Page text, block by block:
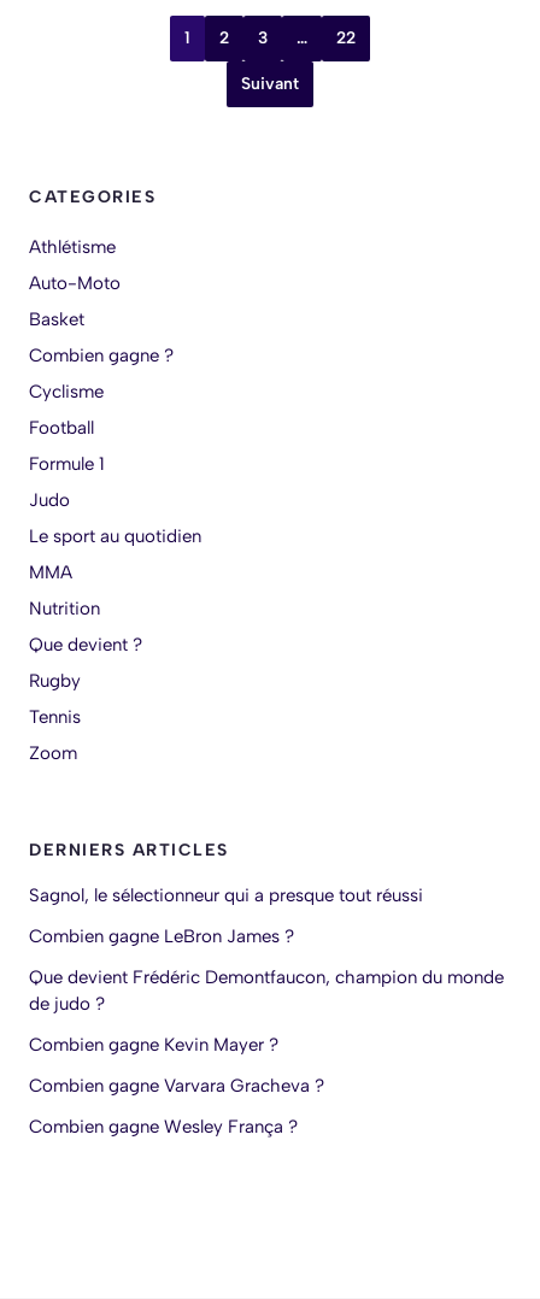
1 2 3 … 22
Suivant
CATEGORIES
Athlétisme
Auto-Moto
Basket
Combien gagne ?
Cyclisme
Football
Formule 1
Judo
Le sport au quotidien
MMA
Nutrition
Que devient ?
Rugby
Tennis
Zoom
DERNIERS ARTICLES
Sagnol, le sélectionneur qui a presque tout réussi
Combien gagne LeBron James ?
Que devient Frédéric Demontfaucon, champion du monde
de judo ?
Combien gagne Kevin Mayer ?
Combien gagne Varvara Gracheva ?
Combien gagne Wesley França ?